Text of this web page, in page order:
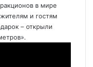
в мире
и гостям
– открыли